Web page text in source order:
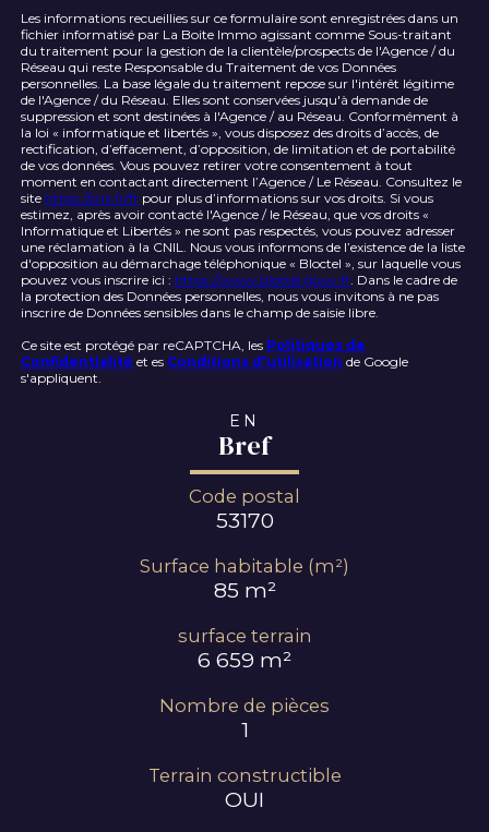
Les informations recueillies sur ce formulaire sont enregistrées dans un
fichier informatisé par La Boite Immo agissant comme Sous-traitant
du traitement pour la gestion de la clientèle/prospects de l'Agence / du
Réseau qui reste Responsable du Traitement de vos Données
personnelles. La base légale du traitement repose sur l'intérêt légitime
de l'Agence / du Réseau. Elles sont conservées jusqu'à demande de
suppression et sont destinées à l'Agence / au Réseau. Conformément à
la loi « informatique et libertés », vous disposez des droits d’accès, de
rectification, d’effacement, d’opposition, de limitation et de portabilité
de vos données. Vous pouvez retirer votre consentement à tout
moment en contactant directement l’Agence / Le Réseau. Consultez le
site https://cnil.fr/fr pour plus d’informations sur vos droits. Si vous
estimez, après avoir contacté l'Agence / le Réseau, que vos droits «
Informatique et Libertés » ne sont pas respectés, vous pouvez adresser
une réclamation à la CNIL. Nous vous informons de l’existence de la liste
d'opposition au démarchage téléphonique « Bloctel », sur laquelle vous
pouvez vous inscrire ici : https://www.bloctel.gouv.fr . Dans le cadre de
la protection des Données personnelles, nous vous invitons à ne pas
inscrire de Données sensibles dans le champ de saisie libre.
Ce site est protégé par reCAPTCHA, les Politiques de
Confidentialité et es Conditions d'utilisation de Google
s'appliquent.
EN
Bref
Code postal
53170
Surface habitable (m²)
85 m²
surface terrain
6 659 m²
Nombre de pièces
1
Terrain constructible
OUI